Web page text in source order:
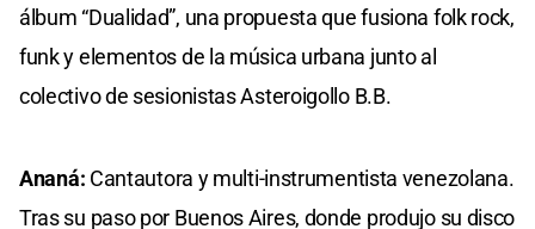
álbum “Dualidad”, una propuesta que fusiona folk rock,
funk y elementos de la música urbana junto al
colectivo de sesionistas Asteroigollo B.B.
Ananá: Cantautora y multi-instrumentista venezolana.
Tras su paso por Buenos Aires, donde produjo su disco